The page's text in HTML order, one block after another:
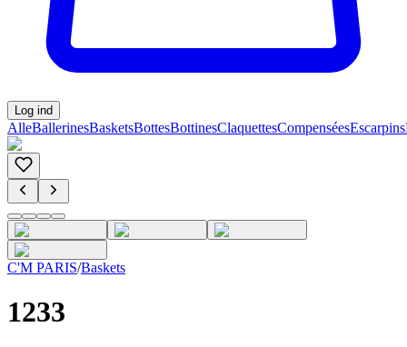
Log ind
AlleBallerinesBasketsBottesBottinesClaquettesCompenséesEscarpins
C'M PARIS/Baskets
1233